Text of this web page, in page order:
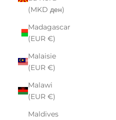
(MKD ден)
Madagascar
(EUR €)
Malaisie
(EUR €)
Malawi
(EUR €)
Maldives